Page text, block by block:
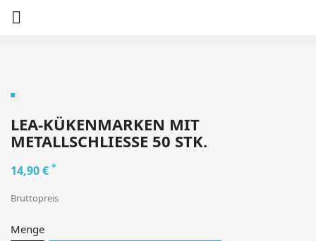

LEA-KÜKENMARKEN MIT
METALLSCHLIESSE 50 STK.
14,90 € *
Bruttopreis
Menge